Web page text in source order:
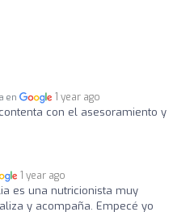
en 1 year ago
con el asesoramiento y
1 year ago
es una nutricionista muy
y acompaña. Empecé yo